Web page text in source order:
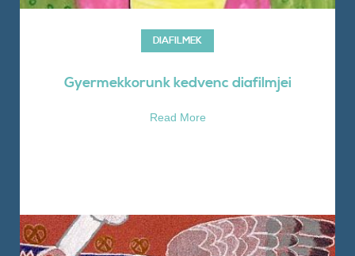
DIAFILMEK
Gyermekkorunk kedvenc diafilmjei
Read More